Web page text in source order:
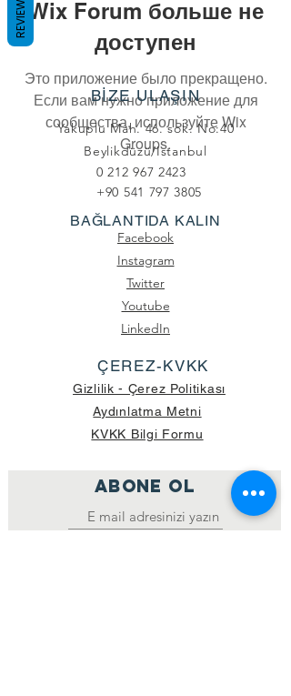
Wix Forum больше не
доступен
Это приложение было прекращено.
Если вам нужно приложение для
сообщества, используйте Wix
Groups.
BİZE ULAŞIN
Yakuplu Mah. 46. sok. No:40
Beylikdüzü/Istanbul
0 212 967 2423
+90 541 797 3805
BAĞLANTIDA KALIN
Facebook
Instagram
Twitter
Youtube
LinkedIn
ÇEREZ-KVKK
Gizlilik - Çerez Politikası
Aydınlatma Metni
KVKK Bilgi Formu
ABONE OL
REVIEWS